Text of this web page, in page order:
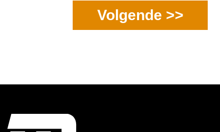
Volgende >>